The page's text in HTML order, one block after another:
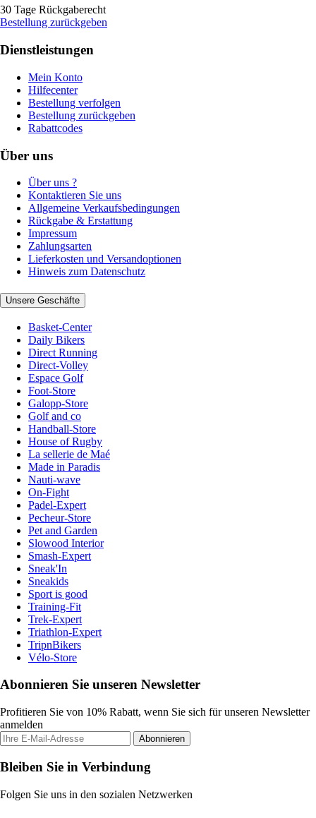
30 Tage Rückgaberecht
Bestellung zurückgeben
Dienstleistungen
Mein Konto
Hilfecenter
Bestellung verfolgen
Bestellung zurückgeben
Rabattcodes
Über uns
Über uns ?
Kontaktieren Sie uns
Allgemeine Verkaufsbedingungen
Rückgabe & Erstattung
Impressum
Zahlungsarten
Lieferkosten und Versandoptionen
Hinweis zum Datenschutz
Unsere Geschäfte
Basket-Center
Daily Bikers
Direct Running
Direct-Volley
Espace Golf
Foot-Store
Galopp-Store
Golf and co
Handball-Store
House of Rugby
La sellerie de Maé
Made in Paradis
Nauti-wave
On-Fight
Padel-Expert
Pecheur-Store
Pet and Garden
Slowood Interior
Smash-Expert
Sneak'In
Sneakids
Sport is good
Training-Fit
Trek-Expert
Triathlon-Expert
TripnBikers
Vélo-Store
Abonnieren Sie unseren Newsletter
Profitieren Sie von 10% Rabatt, wenn Sie sich für unseren Newsletter
anmelden
Abonnieren
Bleiben Sie in Verbindung
Folgen Sie uns in den sozialen Netzwerken